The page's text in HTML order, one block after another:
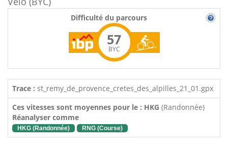
Difficulté du parcours
57
BYC
Trace : st_remy_de_provence_cretes_des_alpilles_21_01.gpx
Ces vitesses sont moyennes pour le : HKG (Randonnée)
Réanalyser comme
HKG (Randonnée) RNG (Course)